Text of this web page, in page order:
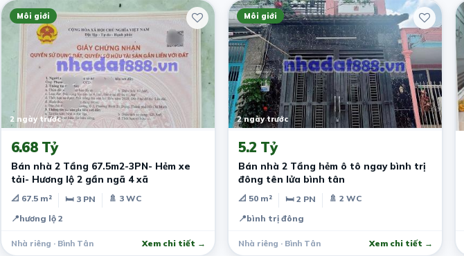
Môi giới
2 ngày trước
6.68 Tỷ
Bán nhà 2 Tầng 67.5m2-3PN- Hẻm xe
tải- Hương lộ 2 gần ngã 4 xã
📐 67.5 m² 🛏 3 PN
🚿 3 WC
📍hương lộ 2
Nhà riêng · Bình Tân Xem chi tiết →
Môi giới
2 ngày trước
5.2 Tỷ
Bán nhà 2 Tầng hẻm ô tô ngay bình trị
đông tên lửa bình tân
📐 50 m² 🛏 2 PN
🚿 2 WC
📍bình trị đông
Nhà riêng · Bình Tân Xem chi tiết →